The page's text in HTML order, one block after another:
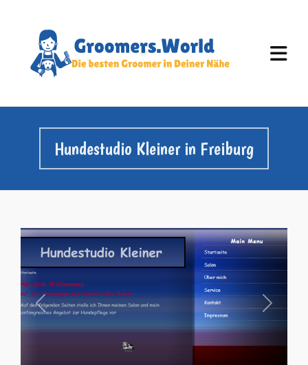
Hundestudio Kleiner in Freiburg
Vorheriges